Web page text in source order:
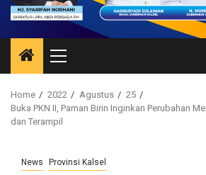
Primary
Menu
Home 2022 Agustus
25
Buka PKN II, Paman Birin Inginkan Perubahan
dan Terampil
News Provinsi Kalsel